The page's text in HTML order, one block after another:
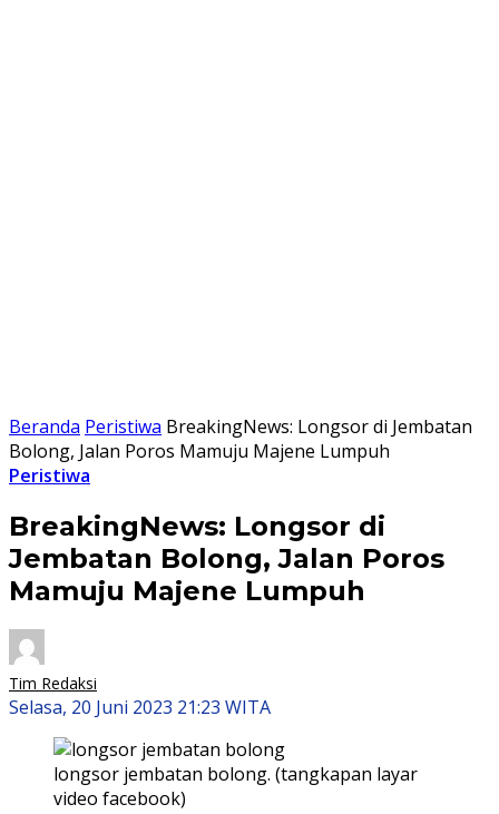
Beranda Peristiwa BreakingNews: Longsor di Jembatan
Bolong, Jalan Poros Mamuju Majene Lumpuh
Peristiwa
BreakingNews: Longsor di
Jembatan Bolong, Jalan Poros
Mamuju Majene Lumpuh
Tim Redaksi
Selasa, 20 Juni 2023 21:23 WITA
longsor jembatan bolong. (tangkapan layar
video facebook)